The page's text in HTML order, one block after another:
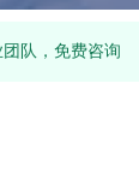
团队，免费咨询